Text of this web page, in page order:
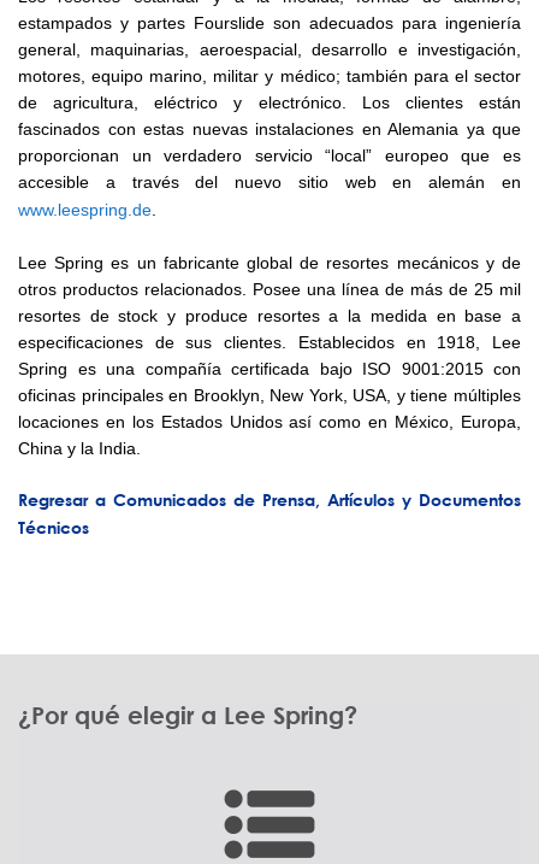
estampados y partes Fourslide son adecuados para ingeniería
general, maquinarias, aeroespacial, desarrollo e investigación,
motores, equipo marino, militar y médico; también para el sector
de agricultura, eléctrico y electrónico. Los clientes están
fascinados con estas nuevas instalaciones en Alemania ya que
proporcionan un verdadero servicio “local” europeo que es
accesible a través del nuevo sitio web en alemán en
www.leespring.de.
Lee Spring es un fabricante global de resortes mecánicos y de
otros productos relacionados. Posee una línea de más de 25 mil
resortes de stock y produce resortes a la medida en base a
especificaciones de sus clientes. Establecidos en 1918, Lee
Spring es una compañía certificada bajo ISO 9001:2015 con
oficinas principales en Brooklyn, New York, USA, y tiene múltiples
locaciones en los Estados Unidos así como en México, Europa,
China y la India.
Regresar a Comunicados de Prensa, Artículos y Documentos
Técnicos
¿Por qué elegir a Lee Spring?